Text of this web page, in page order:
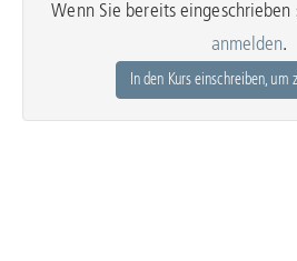
Wenn Sie bereits eingeschrieben
anmelden.
In den Kurs einschreiben, um